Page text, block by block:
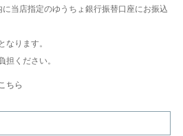
当店指定のゆうちょ銀行振替口座にお振込
なります。
ください。
ちら